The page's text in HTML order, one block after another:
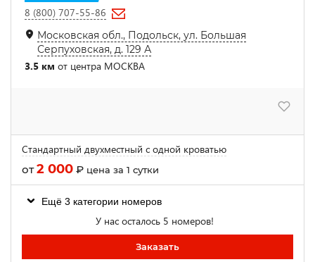
8 (800) 707-55-86
Московская обл., Подольск, ул. Большая
Серпуховская, д. 129 А
3.5 км от центра МОСКВА
Стандартный двухместный с одной кроватью
от2 000 ₽ цена за 1 сутки
Ещё 3 категории номеров
У нас осталось 5 номеров!
Заказать